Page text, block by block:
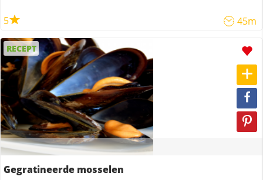
5 45m
RECEPT
Gegratineerde mosselen